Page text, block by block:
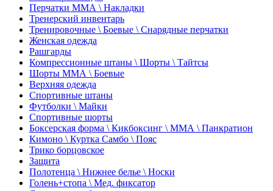
Перчатки ММА \ Накладки
Тренерский инвентарь
Тренировочные \ Боевые \ Снарядные перчатки
Женская одежда
Рашгарды
Компрессионные штаны \ Шорты \ Тайтсы
Шорты ММА \ Боевые
Верхняя одежда
Спортивные штаны
Футболки \ Майки
Спортивные шорты
Боксерская форма \ Кикбоксинг \ ММА \ Панкратион
Кимоно \ Куртка Самбо \ Пояс
Трико борцовское
Защита
Полотенца \ Нижнее белье \ Носки
Голень+стопа \ Мед. фиксатор